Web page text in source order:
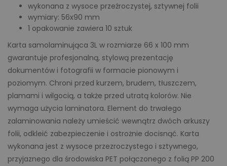
wykonana z wysoce przeźroczystej, sztywnej folii
wymiary: 56x90 mm
1 opakowanie zawiera 10 sztuk
Karta samolaminująca 3L w rozmiarze 66 x 100 mm
gwarantuje profesjonalną, stylową prezentację
dokumentów i fotografii w formacie pionowym i
poziomym. Chroni przed kurzem, brudem, tłuszczem,
plamami i wilgocią, a także przed utratą kolorów. Nie
wymaga użycia laminatora. Element do trwałego
zalaminowania należy umieścić wewnątrz dwóch arkuszy
folii, odkleić zabezpieczenie i ostrożnie docisnąć. Karta
wykonana jest z wysoce przezroczystego i sztywnego,
przyjaznego dla środowiska PET połączonego z folią PP 200